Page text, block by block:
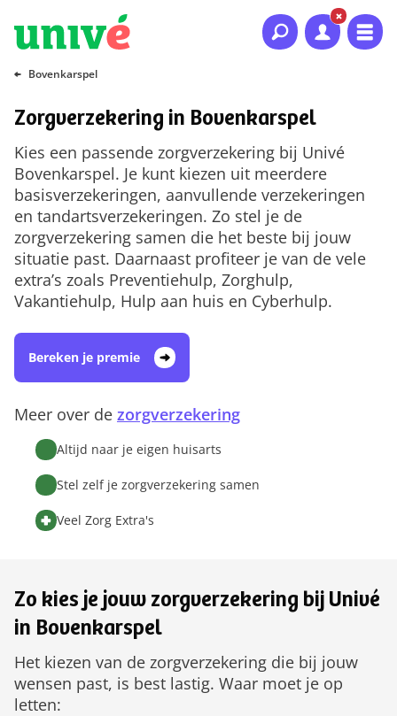
Naar hoofdinhoud
Naar hoofdnavigatie
Naar footer
Bovenkarspel
Zorgverzekering in Bovenkarspel
Kies een passende zorgverzekering bij Univé
Bovenkarspel. Je kunt kiezen uit meerdere
basisverzekeringen, aanvullende verzekeringen
en tandartsverzekeringen. Zo stel je de
zorgverzekering samen die het beste bij jouw
situatie past. Daarnaast profiteer je van de vele
extra’s zoals Preventiehulp, Zorghulp,
Vakantiehulp, Hulp aan huis en Cyberhulp.
Bereken je premie
Meer over de zorgverzekering
Altijd naar je eigen huisarts
Stel zelf je zorgverzekering samen
Veel Zorg Extra's
Zo kies je jouw zorgverzekering bij Univé
in Bovenkarspel
Het kiezen van de zorgverzekering die bij jouw
wensen past, is best lastig. Waar moet je op
letten: